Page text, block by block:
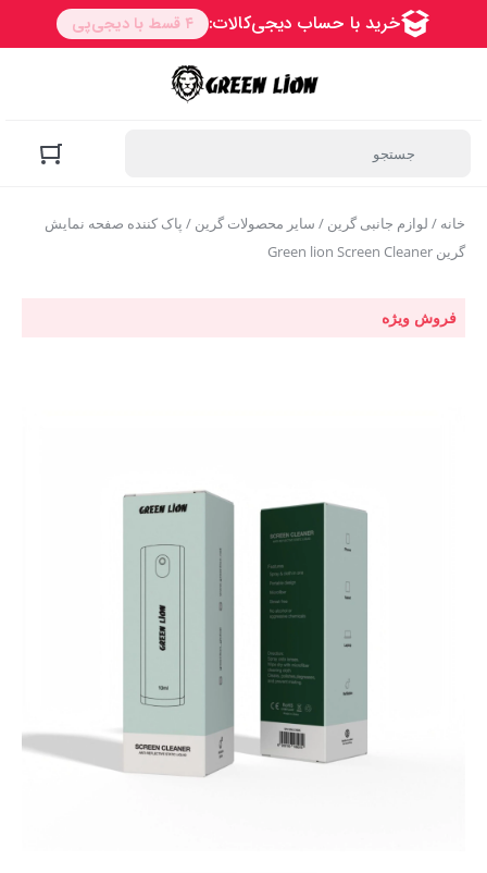
خانه / لوازم جانبی گرین / سایر محصولات گرین / پاک کننده صفحه نمایش
گرین Green lion Screen Cleaner
فروش ویژه